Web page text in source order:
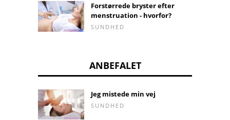
Forstørrede bryster efter
menstruation - hvorfor?
SUNDHED
ANBEFALET
Jeg mistede min vej
SUNDHED